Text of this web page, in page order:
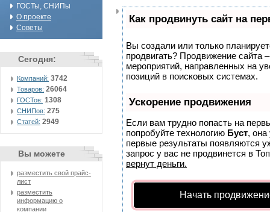
ГОСТы, СНИПы
О проекте
Советы
Сегодня:
Компаний: 3742
Товаров: 26064
ГОСТов: 1308
СНИПов: 275
Статей: 2949
Вы можете
разместить свой прайс-
лист
разместить
информацию о
компании
Как продвинуть сайт на
Вы создали или только
продвигать? Продвижение сайта
мероприятий, направленных на
позиций в поисковых системах.
Ускорение продвижения
Если вам трудно попасть на
попробуйте технологию Буст, она
первые результаты появляются
запрос у вас не продвинется в
вернут деньги.
Начать